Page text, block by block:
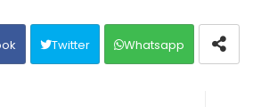
Twitter Whatsapp